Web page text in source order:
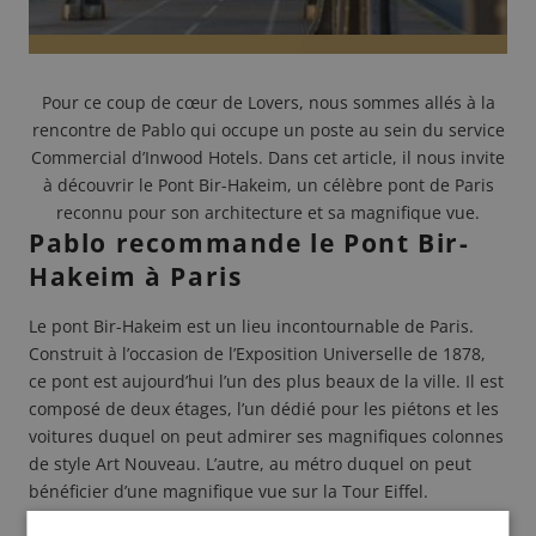
Pour ce coup de cœur de Lovers, nous sommes allés à la
rencontre de Pablo qui occupe un poste au sein du service
Commercial d’Inwood Hotels. Dans cet article, il nous invite
à découvrir le Pont Bir-Hakeim, un célèbre pont de Paris
reconnu pour son architecture et sa magnifique vue.
Pablo recommande le Pont Bir-
Hakeim à Paris
Le pont Bir-Hakeim est un lieu incontournable de Paris.
Construit à l’occasion de l’Exposition Universelle de 1878,
ce pont est aujourd’hui l’un des plus beaux de la ville. Il est
composé de deux étages, l’un dédié pour les piétons et les
voitures duquel on peut admirer ses magnifiques colonnes
de style Art Nouveau. L’autre, au métro duquel on peut
bénéficier d’une magnifique vue sur la Tour Eiffel.